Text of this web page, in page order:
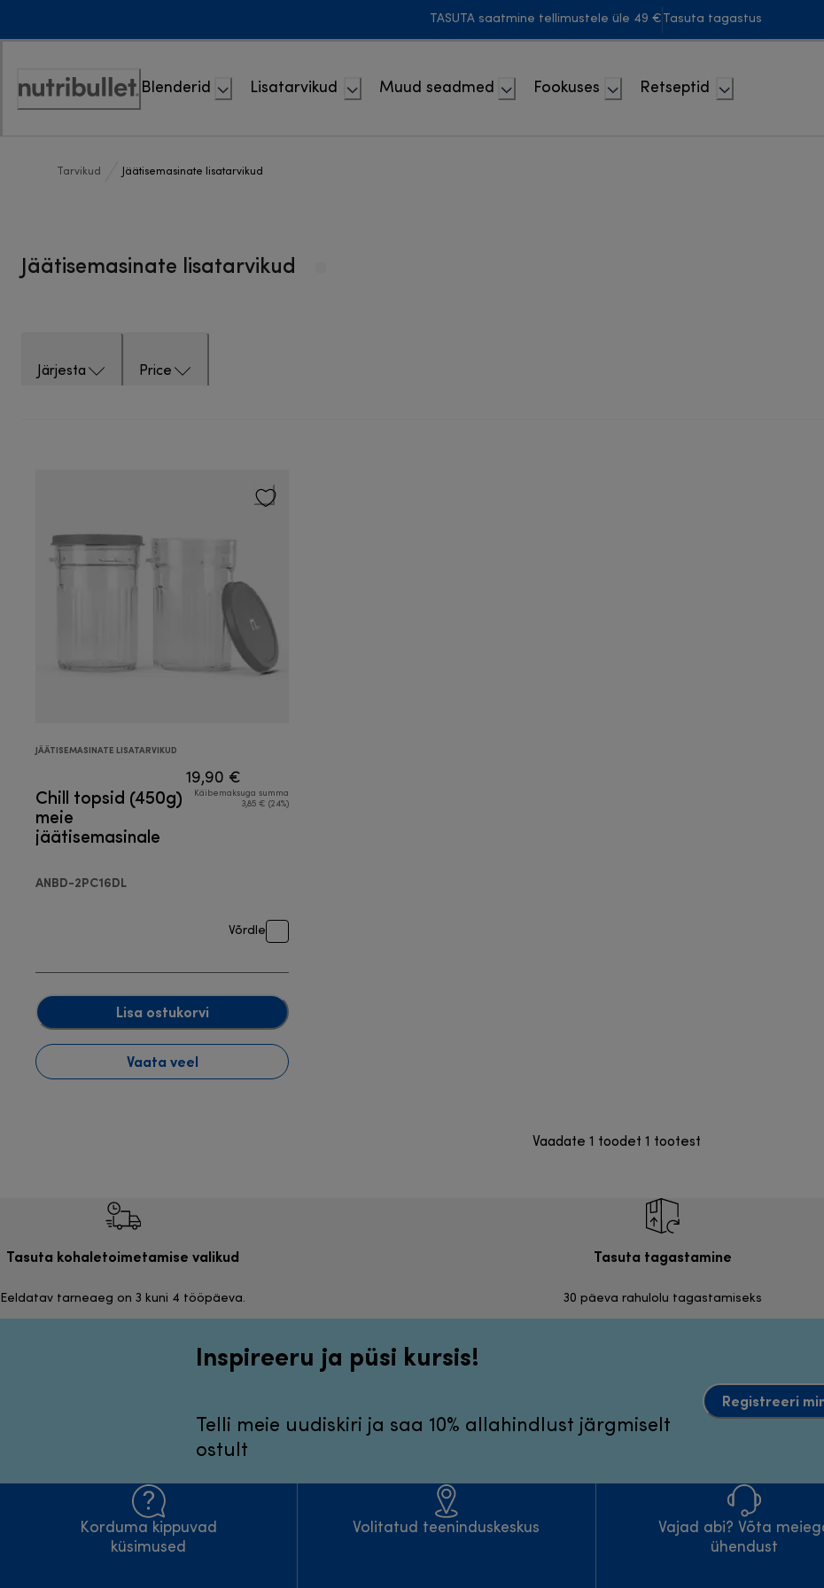
TASUTA saatmine tellimustele üle 49 € Tasuta tagastus
Accessibility
Blenderid Lisatarvikud Muud seadmed Fookuses Retseptid
Tarvikud Jäätisemasinate lisatarvikud
Jäätisemasinate lisatarvikud
Järjesta Price
JÄÄTISEMASINATE LISATARVIKUD
Chill topsid (450g)
meie
jäätisemasinale
ANBD-2PC16DL
19,90 €
Käibemaksuga summa
3,85 € (24%)
Võrdle
Lisa ostukorvi
Vaata veel
Vaadate 1 toodet 1 tootest
Tasuta kohaletoimetamise valikud
Eeldatav tarneaeg on 3 kuni 4 tööpäeva.
Tasuta tagastamine
30 päeva rahulolu tagastamiseks
Inspireeru ja püsi kursis!
Telli meie uudiskiri ja saa 10% allahindlust järgmiselt
ostult
Registreeri
Korduma kippuvad
küsimused
Volitatud teeninduskeskus
Vajad abi? Võta
ühendust